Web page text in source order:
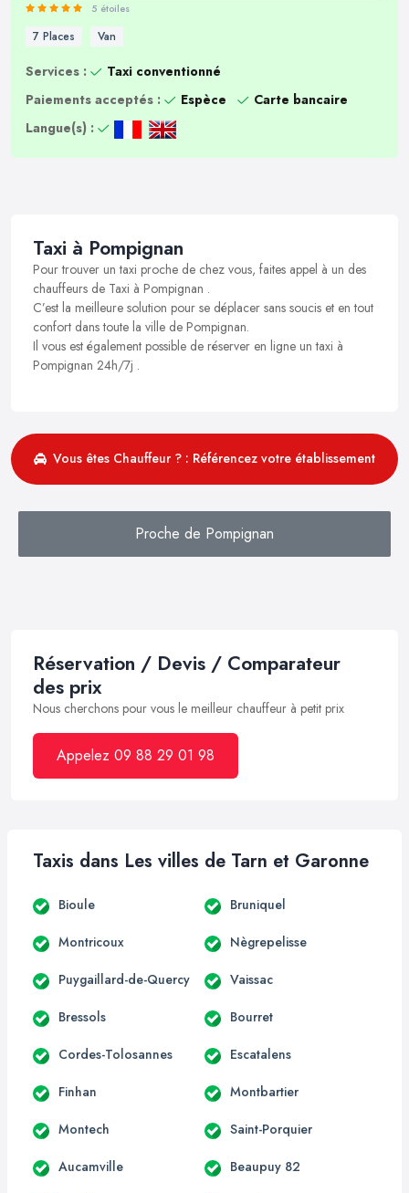
5 étoiles
7 Places Van
Services :
Taxi conventionné
Paiements acceptés :
Espèce
Carte bancaire
Langue(s) :
Taxi à Pompignan
Pour trouver un taxi proche de chez vous, faites appel à un des
chauffeurs de Taxi à Pompignan .
C’est la meilleure solution pour se déplacer sans soucis et en tout
confort dans toute la ville de Pompignan.
Il vous est également possible de réserver en ligne un taxi à
Pompignan 24h/7j .
Vous êtes Chauffeur ? : Référencez votre établissement
Proche de Pompignan
Réservation / Devis / Comparateur
des prix
Nous cherchons pour vous le meilleur chauffeur à petit prix
Appelez 09 88 29 01 98
Taxis dans Les villes de Tarn et Garonne
Bioule Bruniquel
Montricoux Nègrepelisse
Puygaillard-de-Quercy Vaissac
Bressols Bourret
Cordes-Tolosannes Escatalens
Finhan Montbartier
Montech Saint-Porquier
Aucamville Beaupuy 82